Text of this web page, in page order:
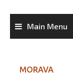
Main Menu
MORAVA